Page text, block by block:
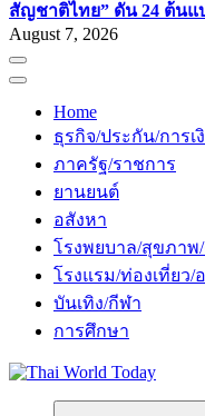
สัญชาติไทย” ดัน 24 ต้นแ
August 7, 2026
Home
ธุรกิจ/ประกัน/การเ
ภาครัฐ/ราชการ
ยานยนต์
อสังหา
โรงพยบาล/สุขภาพ
โรงแรม/ท่องเที่ยว/
บันเทิง/กีฬา
การศึกษา